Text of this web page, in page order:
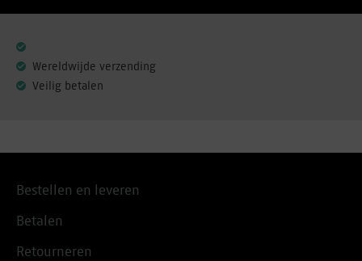
Wereldwijde verzending
Veilig betalen
Bestellen en leveren
Betalen
Retourneren